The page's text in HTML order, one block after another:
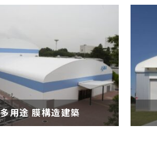
多用途 膜構造建築